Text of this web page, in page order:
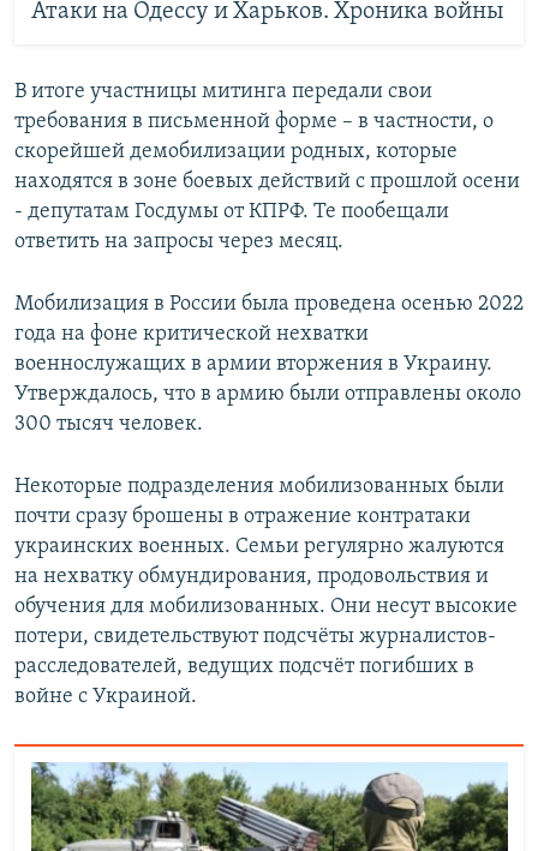
Атаки на Одессу и Харьков. Хроника войны
В итоге участницы митинга передали свои
требования в письменной форме – в частности, о
скорейшей демобилизации родных, которые
находятся в зоне боевых действий с прошлой осени
- депутатам Госдумы от КПРФ. Те пообещали
ответить на запросы через месяц.
Мобилизация в России была проведена осенью 2022
года на фоне критической нехватки
военнослужащих в армии вторжения в Украину.
Утверждалось, что в армию были отправлены около
300 тысяч человек.
Некоторые подразделения мобилизованных были
почти сразу брошены в отражение контратаки
украинских военных. Семьи регулярно жалуются
на нехватку обмундирования, продовольствия и
обучения для мобилизованных. Они несут высокие
потери, свидетельствуют подсчёты журналистов-
расследователей, ведущих подсчёт погибших в
войне с Украиной.